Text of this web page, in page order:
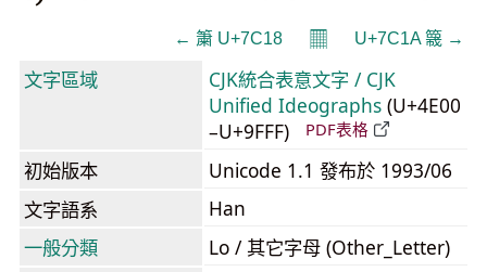
← 簘 U+7C18 𝄜 U+7C1A 簚 →
文字區域
CJK統合表意文字 / CJK
Unified Ideographs (U+4E00
–U+9FFF)
PDF表格
初始版本
Unicode 1.1 發布於 1993/06
文字語系
Han
一般分類
Lo / 其它字母 (Other_Letter)